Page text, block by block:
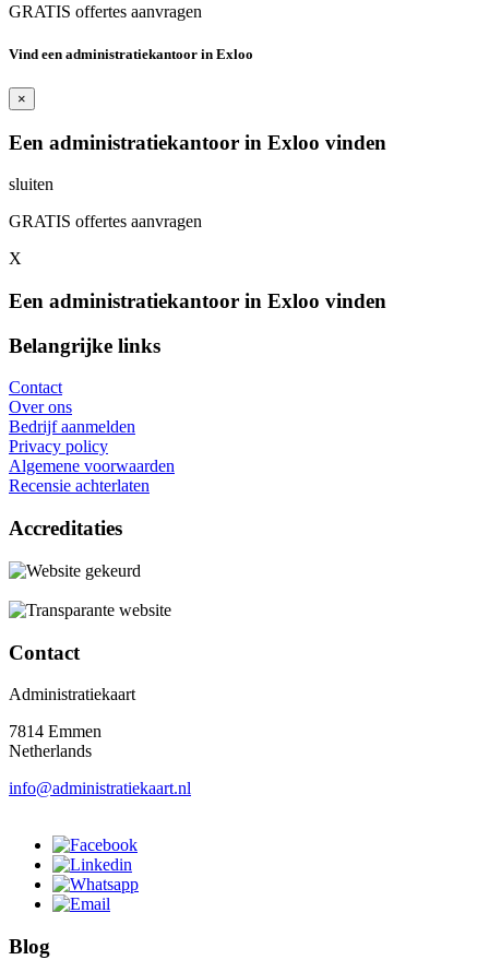
GRATIS offertes aanvragen
Vind een administratiekantoor in Exloo
×
Een administratiekantoor in Exloo vinden
sluiten
GRATIS offertes aanvragen
X
Een administratiekantoor in Exloo vinden
Belangrijke links
Contact
Over ons
Bedrijf aanmelden
Privacy policy
Algemene voorwaarden
Recensie achterlaten
Accreditaties
Contact
Administratiekaart
7814 Emmen
Netherlands
info@administratiekaart.nl
Blog